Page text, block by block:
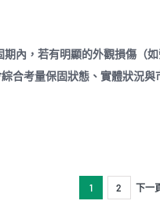
期內，若有明顯的外觀損傷（
合考量保固狀態、實體狀況與
1 2 下一